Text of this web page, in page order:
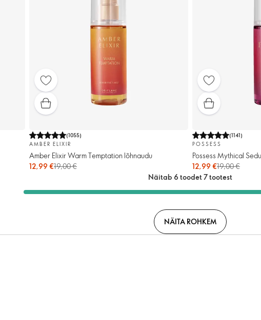
(1055)
AMBER ELIXIR
Amber Elixir Warm Temptation lõhnaudu
12,99 €19,00 €
(1141)
POSSESS
Possess Mythical
12,99 €19,00 €
Näitab 6 toodet 7 tootest
NÄITA ROHKEM